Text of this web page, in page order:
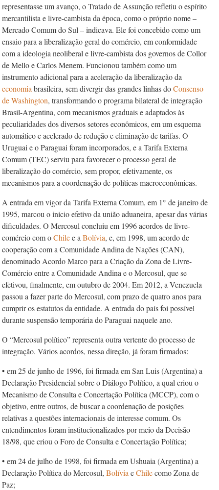
representasse um avanço, o Tratado de Assunção refletiu o espírito
mercantilista e livre-cambista da época, como o próprio nome –
Mercado Comum do Sul – indicava. Ele foi concebido como um
ensaio para a liberalização geral do comércio, em conformidade
com a ideologia neoliberal e livre-cambista dos governos de Collor
de Mello e Carlos Menem. Funcionou também como um
instrumento adicional para a aceleração da liberalização da
economia brasileira, sem divergir das grandes linhas doConsenso
de Washington, transformando o programa bilateral de integração
Brasil-Argentina, com mecanismos graduais e adaptados às
peculiaridades dos diversos setores econômicos, em um esquema
automático e acelerado de redução e eliminação de tarifas. O
Uruguai e o Paraguai foram incorporados, e a Tarifa Externa
Comum (TEC) serviu para favorecer o processo geral de
liberalização do comércio, sem propor, efetivamente, os
mecanismos para a coordenação de políticas macroeconômicas.
A entrada em vigor da Tarifa Externa Comum, em 1° de janeiro de
1995, marcou o início efetivo da união aduaneira, apesar das várias
dificuldades. O Mercosul concluiu em 1996 acordos de livre-
comércio com oChilee a Bolívia, e, em 1998, um acordo de
cooperação com a Comunidade Andina de Nações (CAN),
denominado Acordo Marco para a Criação da Zona de Livre-
Comércio entre a Comunidade Andina e o Mercosul, que se
efetivou, finalmente, em outubro de 2004. Em 2012, a Venezuela
passou a fazer parte do Mercosul, com prazo de quatro anos para
cumprir os estatutos da entidade. A entrada do país foi possível
durante suspensão temporária do Paraguai naquele ano.
O “Mercosul político” representa outra vertente do processo de
integração. Vários acordos, nessa direção, já foram firmados:
• em 25 de junho de 1996, foi firmada em San Luis (Argentina) a
Declaração Presidencial sobre o Diálogo Político, a qual criou o
Mecanismo de Consulta e Concertação Política (MCCP), com o
objetivo, entre outros, de buscar a coordenação de posições
relativas a questões internacionais de interesse comum. Os
entendimentos foram institucionalizados por meio da Decisão
18/98, que criou o Foro de Consulta e Concertação Política;
• em 24 de julho de 1998, foi firmada em Ushuaia (Argentina) a
Declaração Política do Mercosul, Bolívia eChilecomo Zona de
Paz;